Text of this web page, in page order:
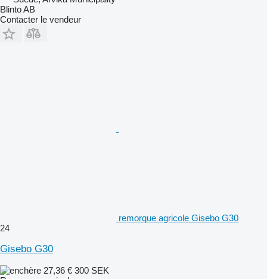
Blinto AB
Contacter le vendeur
remorque agricole Gisebo G30
24
Gisebo G30
27,36 € 300 SEK